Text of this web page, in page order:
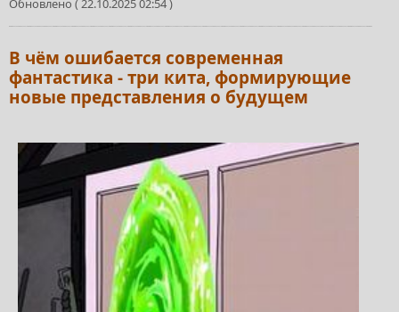
Обновлено ( 22.10.2025 02:54 )
В чём ошибается современная
фантастика - три кита, формирующие
новые представления о будущем